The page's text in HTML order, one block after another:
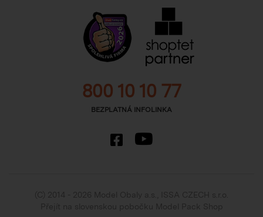
800 10 10 77
BEZPLATNÁ INFOLINKA